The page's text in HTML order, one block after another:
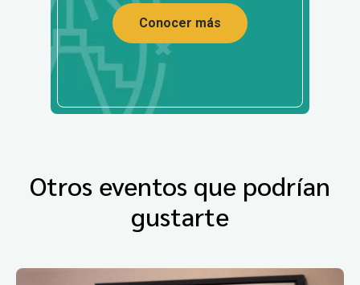
Conocer más
Otros eventos que podrían
gustarte